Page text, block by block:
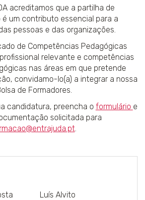
acreditamos que a partilha de
um contributo essencial para a
pessoas e das organizações.
de Competências Pedagógicas
relevante e competências
nas áreas em que pretende
convidamo-lo(a) a integrar a nossa
de Formadores.
candidatura, preencha o formulário e
solicitada para
.
Luís Alvito